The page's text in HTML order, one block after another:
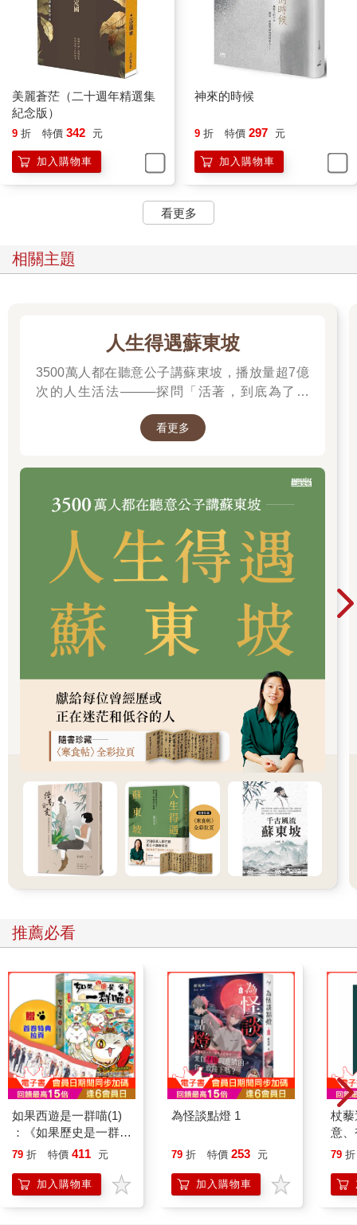
顯然老谷快被逼瘋了，不分對象逢人告起狀來。
「對方是什麼要求把他嚇到？」
「真的假的？」
「哪有可能？」
「哎呀，不敢相信，有這種人。」
他覺得不該讓阿紅繼續這樣咬耳朵，趕緊拖著石膏腿站起來，卻
已來不及，聽見她是這樣回答的：「幾歲的人了，這樣不會太噁
他蹬著跳著來到了客廳，摀住話筒，要她去掃地，鄰居的落葉飄
次我趁機會問得更清楚，也算對你有個交代。她念到國中畢業就
被送去工廠，二十五歲結婚，第二年丈夫拿走她的積蓄跑掉了。
後來親戚把她安排到菜市場的肉攤上幫傭打雜，一做十幾年，認
是看不起她才問她的身世，都是她自願說出來的，好像只要能見
到你，要她坦白說什麼都無所謂。」
他很想問，難以啟齒，但最後還是沒忍住，「精神上沒有問題
「好得很，每天看兩份報紙，說話也很清楚，知道自己在做什
麼，她說見你一面是她這輩子最大的心願，我還能說什麼。好
啦，還是不要瞞你，她的問題大概就是長相吧，長得實在太…，
難道你真的都不記得，班上那幾個同學有時上個廁所碰到她，回
來就故意哇哇叫的，你想起來了沒有？」
「欺負人才那麼誇張。」
「修平兄，我相信你也不會以貌取人，所以就更應該答應下來才
對。何況她在電話中每次談到你，簡直就是眉開眼笑，就算最親
近的人也不可能會這樣。你自己想想看，還要再拒絕的話不是讓
她很受傷嗎？好吧，就這樣吧，到時候我陪她一起來就是了。」
「她另外要求的……，可以不要吧？」
「這我真的就沒把握，來就來了，我能拴她一條繩子嗎？她就是
堅持要和你接吻才來見你的。不過這也沒什麼，你不會應付一
下？既然我也在場，她又能怎樣。我們教書的說到男女之間這種
事總是吞吞吐吐假惺惺，但人家是賣魚的，也只有她這種人才會
把接吻說得那麼正式，『只要教授願意和我接吻，兩秒鐘也好，
我一定會馬上走』，你想想看，難道兩秒鐘你也不敢？再麻煩也
老谷把人帶來了，婦人停在台階下等待，招手喚她才跟上來。
修平教授說著歡迎，面無表情，語氣含糊也不看人，等到一起坐
上客廳沙發，才悄悄掠她一眼，不敢相信這十月底的秋風裡，那
蕭條的身體裹著冬天的棉襖，還穿來一條毛褲，兩個膝蓋緊靠
著，包著花巾的盒子擱在腿上，兩手拘謹地放在盒子上端，使得
瘦短的臉像個蠟黃的缺月浮在上面。
「這位就是黃杏枝女士。」老谷說。
「教授，對不起……」缺月低著臉。
「啊，我已辦了退休，就不要再教授了，直接叫名字就好。」
雖然這樣說著，卻還沒從記憶裡找到她，就算找不到，人都在眼
美麗蒼茫（二十週年精選集
紀念版）
9 折 特價 342 元
加入購物車
神來的時候
9 折 特價 297 元
加入購物車
看更多
相關主題
人生得遇蘇東坡
3500萬人都在聽意公子講蘇東坡，播放量超7億
次的人生活法────探問「活著，到底為了什
看更多
推薦必看
如果西遊是一群喵(1)
：《如果歷史是一群
喵》作者最新力作，附
79 折 特價 411 元
加入購物車
為怪談點燈 1
79 折 特價 253 元
加入購物車
杖
意
恭
79 折